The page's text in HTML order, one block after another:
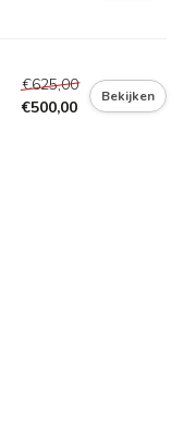
€625,00
€500,00
Bekijken